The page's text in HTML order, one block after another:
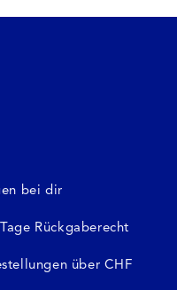
bei dir
Rückgaberecht
über CHF